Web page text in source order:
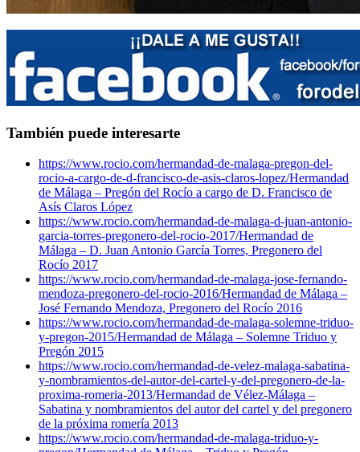
También puede interesarte
https://www.rocio.com/hermandad-de-malaga-pregon-del-
rocio-a-cargo-de-d-francisco-de-asis-claros-lopez/Hermandad
de Málaga – Pregón del Rocío a cargo de D. Francisco de
Asís Claros López
https://www.rocio.com/hermandad-de-malaga-d-juan-antonio-
garcia-torres-pregonero-del-rocio-2017/Hermandad de
Málaga – D. Juan Antonio García Torres, Pregonero del
Rocío 2017
https://www.rocio.com/hermandad-de-malaga-jose-fernando-
mendoza-pregonero-del-rocio-2016/Hermandad de Málaga –
José Fernando Mendoza, Pregonero del Rocío 2016
https://www.rocio.com/hermandad-de-malaga-solemne-triduo-
y-pregon-2015/Hermandad de Málaga – Solemne Triduo y
Pregón 2015
https://www.rocio.com/hermandad-de-velez-malaga-sabatina-
y-nombramientos-del-autor-del-cartel-y-del-pregonero-de-la-
proxima-romeria-2013/Hermandad de Vélez-Málaga –
Sabatina y nombramientos del autor del cartel y del pregonero
de la próxima romería 2013
https://www.rocio.com/hermandad-de-malaga-triduo-y-